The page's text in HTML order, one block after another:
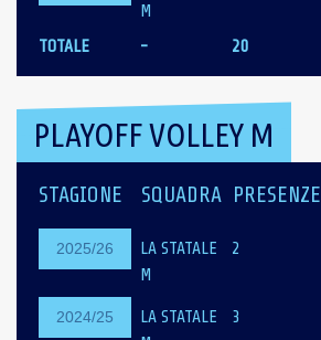
M
TOTALE - 20
PLAYOFF VOLLEY M
STAGIONE SQUADRA PRESENZE
2025/26
LA STATALE
M
2
2024/25
LA STATALE
3